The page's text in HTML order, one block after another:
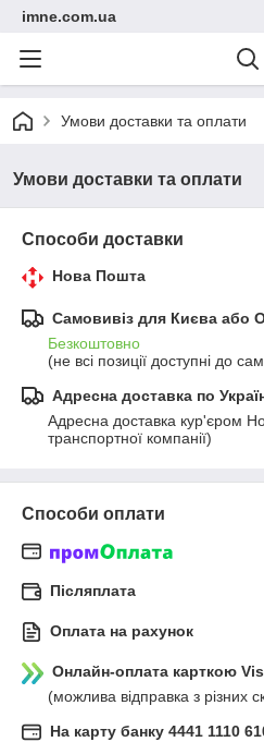
imne.com.ua
Умови доставки та оплати
Умови доставки та оплати
Способи доставки
Нова Пошта
Самовивіз для Києва або
Безкоштовно
(не всі позиції доступні до
Адресна доставка по
Адресна доставка кур'єром
транспортної компанії)
Способи оплати
Післяплата
Оплата на рахунок
Онлайн-оплата карткою
(можлива відправка з різних
На карту банку 4441 1110